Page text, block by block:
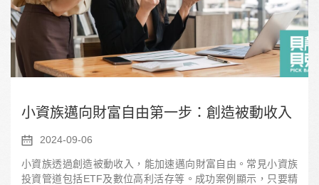
小資族邁向財富自由第一步：創造被動收入
2024-09-06
小資族透過創造被動收入，能加速邁向財富自由。常見小資族
投資管道包括ETF及數位高利活存等。成功案例顯示，只要精